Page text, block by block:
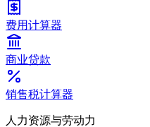
费用计算器
商业贷款
销售税计算器
人力资源与劳动力